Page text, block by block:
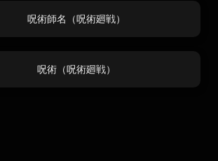
呪術師名（呪術廻戦）
呪術（呪術廻戦）